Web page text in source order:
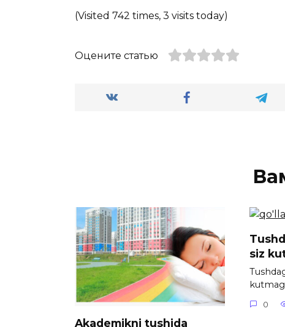
(Visited 742 times, 3 visits today)
Оцените статью
Akademikni tushida
siz
0